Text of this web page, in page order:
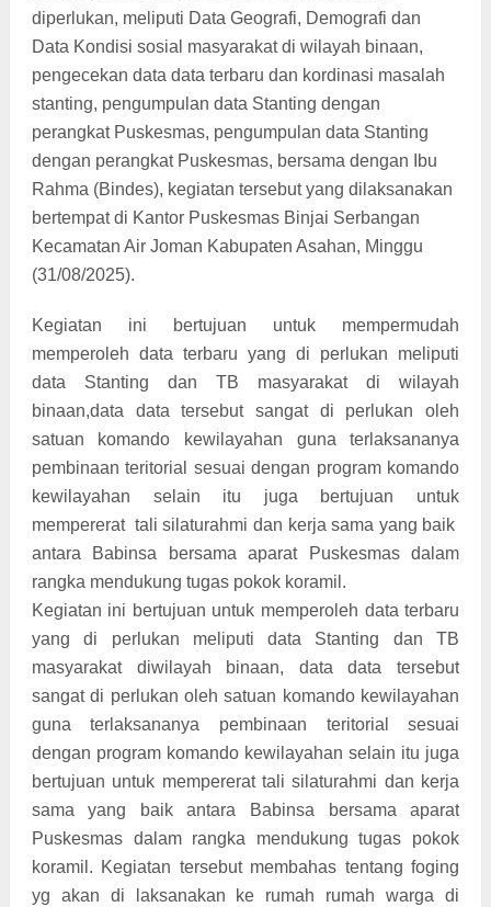
diperlukan, meliputi Data Geografi, Demografi dan
Data Kondisi sosial masyarakat di wilayah binaan,
pengecekan data data terbaru dan kordinasi masalah
stanting, pengumpulan data Stanting dengan
perangkat Puskesmas, pengumpulan data Stanting
dengan perangkat Puskesmas, bersama dengan Ibu
Rahma (Bindes), kegiatan tersebut yang dilaksanakan
bertempat di Kantor Puskesmas Binjai Serbangan
Kecamatan Air Joman Kabupaten Asahan, Minggu
(31/08/2025).
Kegiatan ini bertujuan untuk mempermudah
memperoleh data terbaru yang di perlukan meliputi
data Stanting dan TB masyarakat di wilayah
binaan,data data tersebut sangat di perlukan oleh
satuan komando kewilayahan guna terlaksananya
pembinaan teritorial sesuai dengan program komando
kewilayahan selain itu juga bertujuan untuk
mempererat tali silaturahmi dan kerja sama yang baik
antara Babinsa bersama aparat Puskesmas dalam
rangka mendukung tugas pokok koramil.
Kegiatan ini bertujuan untuk memperoleh data terbaru
yang di perlukan meliputi data Stanting dan TB
masyarakat diwilayah binaan, data data tersebut
sangat di perlukan oleh satuan komando kewilayahan
guna terlaksananya pembinaan teritorial sesuai
dengan program komando kewilayahan selain itu juga
bertujuan untuk mempererat tali silaturahmi dan kerja
sama yang baik antara Babinsa bersama aparat
Puskesmas dalam rangka mendukung tugas pokok
koramil. Kegiatan tersebut membahas tentang foging
yg akan di laksanakan ke rumah rumah warga di